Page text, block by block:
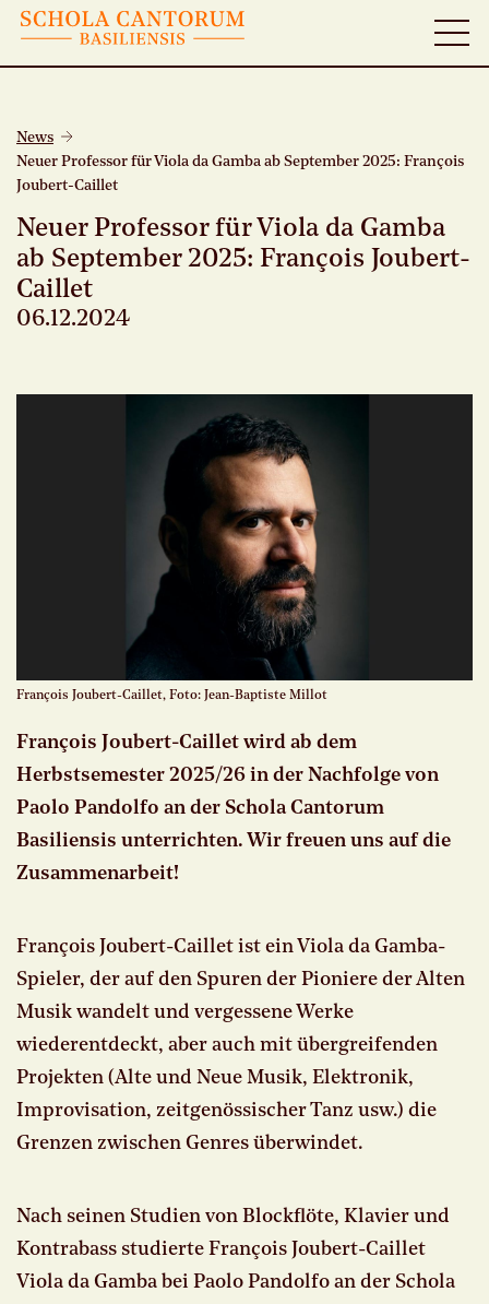
News
Neuer Professor für Viola da Gamba ab September 2025: François
Joubert-Caillet
Neuer Professor für Viola da Gamba
ab September 2025: François Joubert-
Caillet
06.12.2024
François Joubert-Caillet, Foto: Jean-Baptiste Millot
François Joubert-Caillet wird ab dem
Herbstsemester 2025/26 in der Nachfolge von
Paolo Pandolfo an der Schola Cantorum
Basiliensis unterrichten. Wir freuen uns auf die
Zusammenarbeit!
François Joubert-Caillet ist ein Viola da Gamba-
Spieler, der auf den Spuren der Pioniere der Alten
Musik wandelt und vergessene Werke
wiederentdeckt, aber auch mit übergreifenden
Projekten (Alte und Neue Musik, Elektronik,
Improvisation, zeitgenössischer Tanz usw.) die
Grenzen zwischen Genres überwindet.
Nach seinen Studien von Blockflöte, Klavier und
Kontrabass studierte François Joubert-Caillet
Viola da Gamba bei Paolo Pandolfo an der Schola